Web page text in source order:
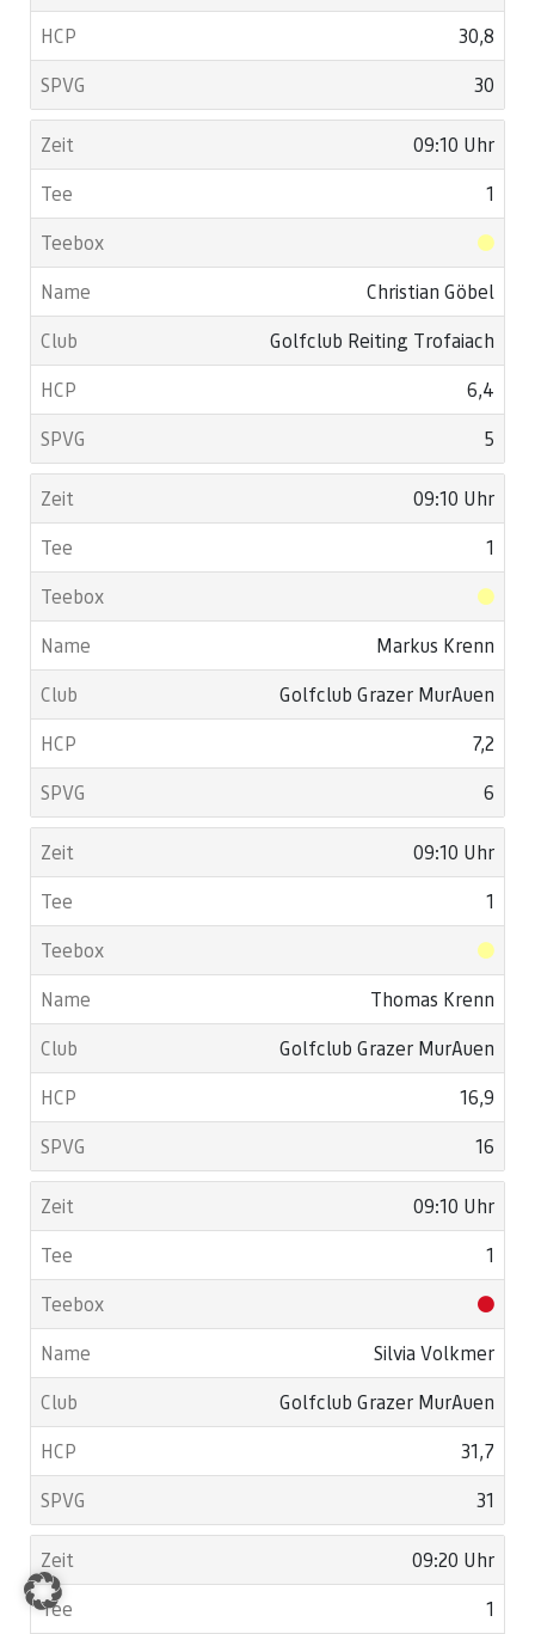
30,8
30
09:10 Uhr
1
Christian Göbel
Golfclub Reiting Trofaiach
6,4
5
09:10 Uhr
1
Markus Krenn
Golfclub Grazer MurAuen
7,2
6
09:10 Uhr
1
Thomas Krenn
Golfclub Grazer MurAuen
16,9
16
09:10 Uhr
1
Silvia Volkmer
Golfclub Grazer MurAuen
31,7
31
09:20 Uhr
1